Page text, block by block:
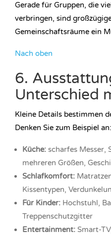
Gerade für Gruppen, die
verbringen, sind
Gemeinschaftsräume ein
Nach oben
6.
Unterschied
Kleine Details bestimmen
Denken Sie zum Beispiel an:
Küche: scharfes Messer,
mehreren Größen,
Schlafkomfort:
Kissentypen,
Für Kinder: Hochstuhl,
Treppenschutzgitter
Entertainment: Smart-